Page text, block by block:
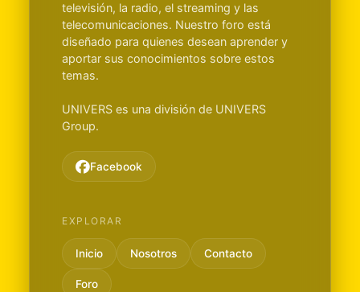
televisión, la radio, el streaming y las
telecomunicaciones. Nuestro foro está
diseñado para quienes desean aprender y
aportar sus conocimientos sobre estos
temas.
UNIVERS es una división de UNIVERS
Group.
Facebook
EXPLORAR
Inicio Nosotros Contacto
Foro